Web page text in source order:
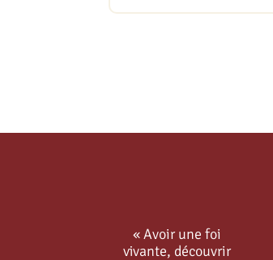
« Avoir une foi
vivante, découvrir